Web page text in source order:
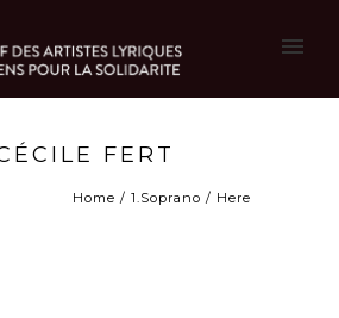
FERT
Home / 1.Soprano / Here